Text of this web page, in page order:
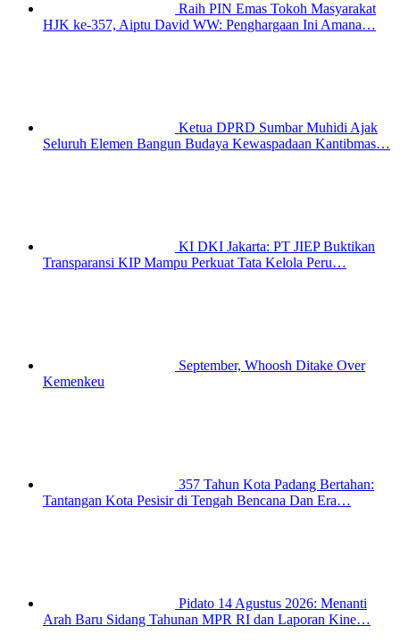
Raih PIN Emas Tokoh Masyarakat
HJK ke-357, Aiptu David WW: Penghargaan Ini Amana…
Ketua DPRD Sumbar Muhidi Ajak
Seluruh Elemen Bangun Budaya Kewaspadaan Kantibmas…
KI DKI Jakarta: PT JIEP Buktikan
Transparansi KIP Mampu Perkuat Tata Kelola Peru…
September, Whoosh Ditake Over
Kemenkeu
357 Tahun Kota Padang Bertahan:
Tantangan Kota Pesisir di Tengah Bencana Dan Era…
Pidato 14 Agustus 2026: Menanti
Arah Baru Sidang Tahunan MPR RI dan Laporan Kine…